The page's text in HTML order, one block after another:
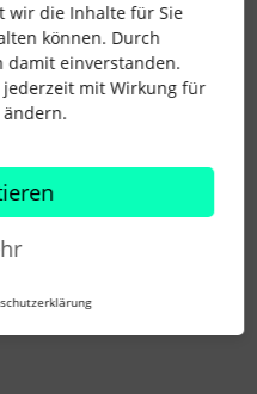
Venture
wir die Inhalte für Sie
können. Durch
damit einverstanden.
mit Wirkung für